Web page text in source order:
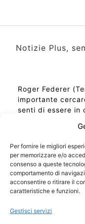
Per fornire le migliori
per memorizzare e/o
consenso a queste
comportamento di
acconsentire o ritirare il
caratteristiche e funzioni.
Gestisci servizi
Notizie Plus,
Roger Federer
importante
senti di essere in
Ora Esatta in
Ti Senti Strano
la Risonanza di
Come Sapere Se